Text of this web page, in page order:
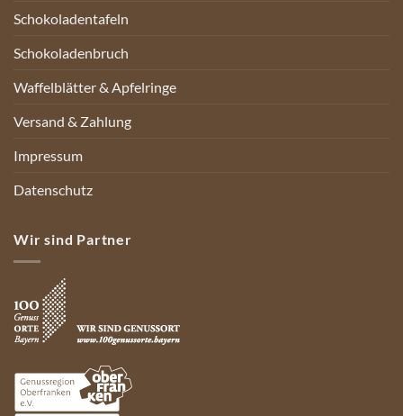
Schokoladentafeln
Schokoladenbruch
Waffelblätter & Apfelringe
Versand & Zahlung
Impressum
Datenschutz
Wir sind Partner